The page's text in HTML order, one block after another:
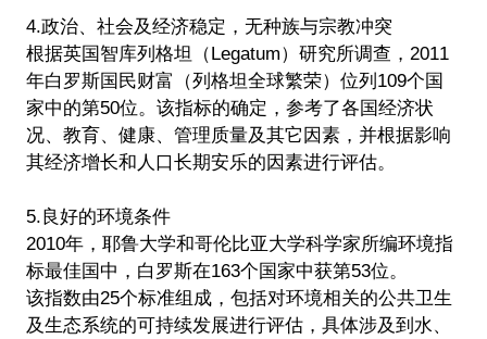
4.政治、社会及经济稳定，无种族与宗教冲突
根据英国智库列格坦（Legatum）研究所调查，2011
年白罗斯国民财富（列格坦全球繁荣）位列109个国
家中的第50位。该指标的确定，参考了各国经济状
况、教育、健康、管理质量及其它因素，并根据影响
其经济增长和人口长期安乐的因素进行评估。
5.良好的环境条件
2010年，耶鲁大学和哥伦比亚大学科学家所编环境指
标最佳国中，白罗斯在163个国家中获第53位。
该指数由25个标准组成，包括对环境相关的公共卫生
及生态系统的可持续发展进行评估，具体涉及到水、